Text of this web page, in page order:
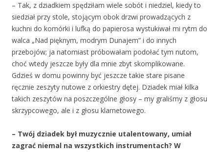
– Tak, z dziadkiem spędziłam wiele sobót i niedziel, kiedy to
siedział przy stole, stojącym obok drzwi prowadzących z
kuchni do komórki i lufką do papierosa wystukiwał mi rytm do
walca „Nad pięknym, modrym Dunajem” i do innych
przebojów; ja natomiast próbowałam podołać tym nutom,
choć wtedy jeszcze były dla mnie zbyt skomplikowane.
Gdzieś w domu powinny być jeszcze takie stare pisane
ręcznie zeszyty nutowe z orkiestry dętej. Dziadek miał kilka
takich zeszytów na poszczególne głosy – my graliśmy z głosu
skrzypcowego, ale i z głosu klarnetowego.
– Twój dziadek był muzycznie utalentowany, umiał
zagrać niemal na wszystkich instrumentach? W